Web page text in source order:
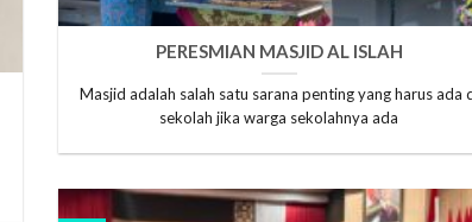
PERESMIAN MASJID AL ISLAH
Masjid adalah salah satu sarana penting yang harus ada
sekolah jika warga sekolahnya ada